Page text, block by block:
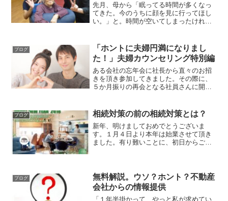
先月、母から「眠ってる時間が多くなっ
てきた。今のうちに顔を見に行ってほし
い。」と。時間が空いてしまったけれ
間先になりそう…やらずの後悔っての
が、私は嫌いという性分だから...
ブログ
「ホントに夫婦円満になりまし
た！」夫婦カウンセリング特別編
ある会社の忘年会に社長から直々のお招
きを頂き参加してきました。その際に、
５か月振りの再会となる社員さんに開口
ントの嶌田（しまだ）です。今年７月、
新しい期を迎えた今回の会...
ブログ 相続対策の前の相続対策とは？
新年、明けましておめでとうございま
す。１月４日より本年は始業させて頂き
ました。有り難いことに、初日からご予
ら。今後、継続的なサポート体...
ブログ
無料解説。ウソ？ホント？不動産
会社からの情報提供
「１年半掛かって、やっと私が求めてい